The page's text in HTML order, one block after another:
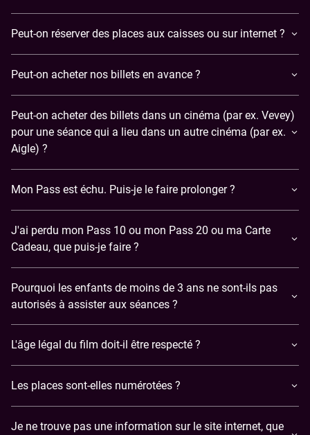
Peut-on réserver des places aux caisses ou sur internet ?
Peut-on acheter nos billets en avance ?
Peut-on acheter des billets dans un cinéma (par ex. Vevey)
pour une séance qui a lieu dans un autre cinéma (par ex.
Aigle) ?
Mon Pass est échu. Puis-je le faire prolonger ?
J'ai perdu mon Pass 10 ou mon Pass 20 ou ma Carte
Cadeau, que puis-je faire ?
Pourquoi les enfants de moins de 3 ans ne sont-ils pas
autorisés à assister aux séances ?
L'âge légal du film doit-il être respecté ?
Les places sont-elles numérotées ?
Je ne trouve pas une information sur le site internet, que